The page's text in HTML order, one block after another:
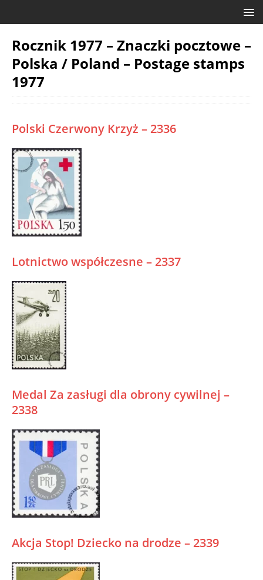
Rocznik 1977 – Znaczki pocztowe –
Polska / Poland – Postage stamps
1977
Polski Czerwony Krzyż – 2336
Lotnictwo współczesne – 2337
Medal Za zasługi dla obrony cywilnej –
2338
Akcja Stop! Dziecko na drodze – 2339